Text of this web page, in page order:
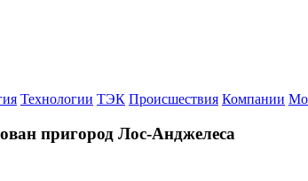
Технологии ТЭК Происшествия Компании
пригород Лос-Анджелеса